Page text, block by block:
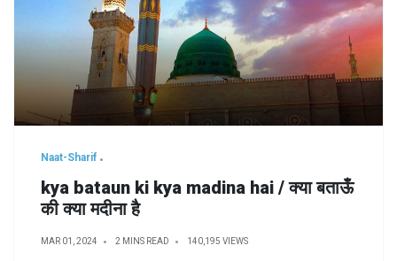
Naat-Sharif
kya bataun ki kya madina hai / क्या बताऊँ
की क्या मदीना है
MAR 01, 2024 2 MINS READ 140,195 VIEWS